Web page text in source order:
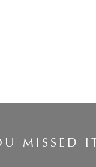
MISSED IT